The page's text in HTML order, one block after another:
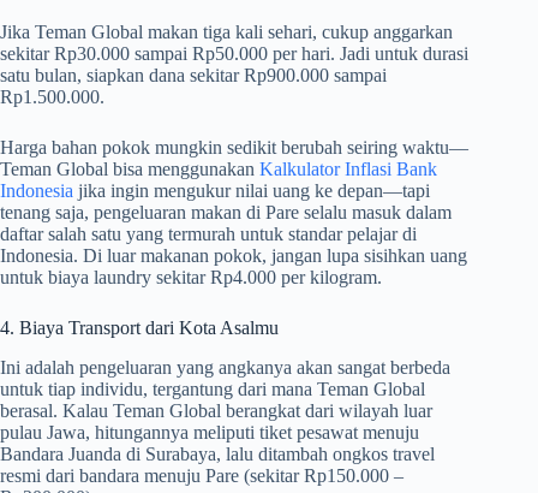
Jika Teman Global makan tiga kali sehari, cukup anggarkan
sekitar Rp30.000 sampai Rp50.000 per hari. Jadi untuk durasi
satu bulan, siapkan dana sekitar Rp900.000 sampai
Rp1.500.000.
Harga bahan pokok mungkin sedikit berubah seiring waktu—
Teman Global bisa menggunakan Kalkulator Inflasi Bank
Indonesia jika ingin mengukur nilai uang ke depan—tapi
tenang saja, pengeluaran makan di Pare selalu masuk dalam
daftar salah satu yang termurah untuk standar pelajar di
Indonesia. Di luar makanan pokok, jangan lupa sisihkan uang
untuk biaya laundry sekitar Rp4.000 per kilogram.
4. Biaya Transport dari Kota Asalmu
Ini adalah pengeluaran yang angkanya akan sangat berbeda
untuk tiap individu, tergantung dari mana Teman Global
berasal. Kalau Teman Global berangkat dari wilayah luar
pulau Jawa, hitungannya meliputi tiket pesawat menuju
Bandara Juanda di Surabaya, lalu ditambah ongkos travel
resmi dari bandara menuju Pare (sekitar Rp150.000 –